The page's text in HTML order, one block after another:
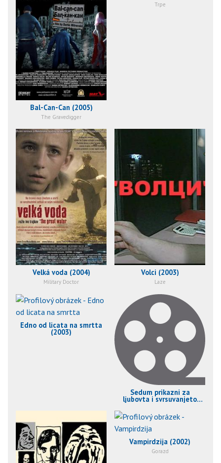
Bal-Can-Can (2005)
The Gravedigger
Trpe
Velká voda (2004)
Military Doctor
Volci (2003)
Laze
Edno od licata na smrtta
(2003)
Sedum prikazni za
ljubovta i svrsuvanjeto
Vampirdzija (2002)
Gorazd